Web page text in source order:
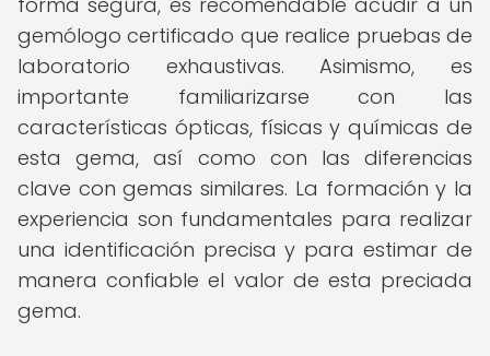
gemólogo certificado que realice pruebas de
laboratorio exhaustivas. Asimismo, es
importante familiarizarse con las
características ópticas, físicas y químicas de
esta gema, así como con las diferencias
clave con gemas similares. La formación y la
experiencia son fundamentales para realizar
una identificación precisa y para estimar de
manera confiable el valor de esta preciada
gema.